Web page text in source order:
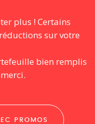
plus ! Certains
sur votre
bien remplis
PROMOS